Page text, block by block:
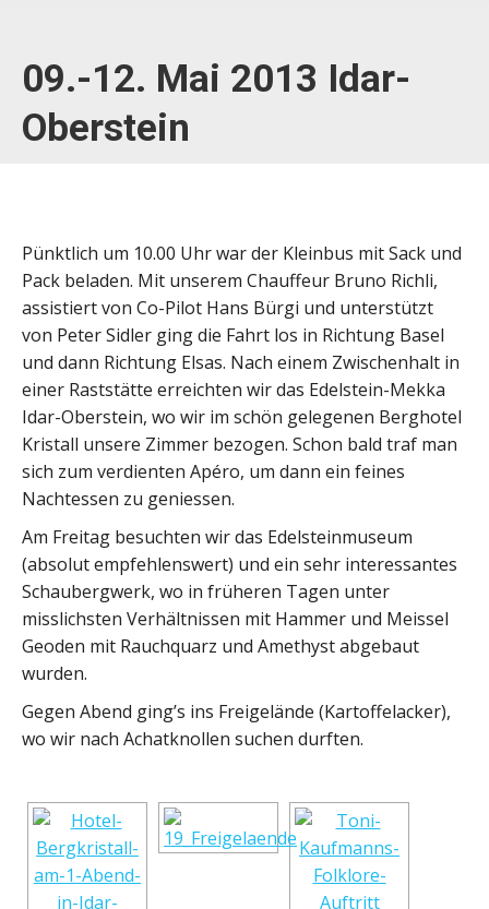
09.-12. Mai 2013 Idar-
Oberstein
Pünktlich um 10.00 Uhr war der Kleinbus mit Sack und
Pack beladen. Mit unserem Chauffeur Bruno Richli,
assistiert von Co-Pilot Hans Bürgi und unterstützt
von Peter Sidler ging die Fahrt los in Richtung Basel
und dann Richtung Elsas. Nach einem Zwischenhalt in
einer Raststätte erreichten wir das Edelstein-Mekka
Idar-Oberstein, wo wir im schön gelegenen Berghotel
Kristall unsere Zimmer bezogen. Schon bald traf man
sich zum verdienten Apéro, um dann ein feines
Nachtessen zu geniessen.
Am Freitag besuchten wir das Edelsteinmuseum
(absolut empfehlenswert) und ein sehr interessantes
Schaubergwerk, wo in früheren Tagen unter
misslichsten Verhältnissen mit Hammer und Meissel
Geoden mit Rauchquarz und Amethyst abgebaut
wurden.
Gegen Abend ging’s ins Freigelände (Kartoffelacker),
wo wir nach Achatknollen suchen durften.